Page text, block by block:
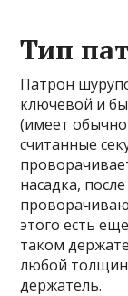
Тип
Патрон
ключевой и
(имеет обычно
считанные
насадка,
этого есть
таком
любой
держатель.